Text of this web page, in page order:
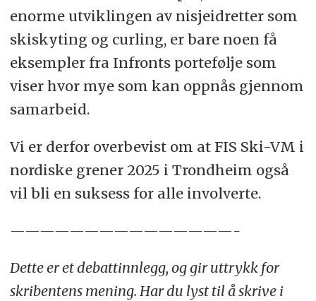
enorme utviklingen av nisjeidretter som
skiskyting og curling, er bare noen få
eksempler fra Infronts portefølje som
viser hvor mye som kan oppnås gjennom
samarbeid.
Vi er derfor overbevist om at FIS Ski-VM i
nordiske grener 2025 i Trondheim også
vil bli en suksess for alle involverte.
———————————————-
Dette er et debattinnlegg, og gir uttrykk for
skribentens mening. Har du lyst til å skrive i